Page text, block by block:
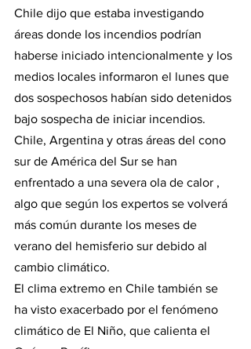
Chile dijo que estaba investigando
áreas donde los incendios podrían
haberse iniciado intencionalmente y los
medios locales informaron el lunes que
dos sospechosos habían sido detenidos
bajo sospecha de iniciar incendios.
Chile, Argentina y otras áreas del cono
sur de América del Sur se han
enfrentado a una severa ola de calor ,
algo que según los expertos se volverá
más común durante los meses de
verano del hemisferio sur debido al
cambio climático.
El clima extremo en Chile también se
ha visto exacerbado por el fenómeno
climático de El Niño, que calienta el